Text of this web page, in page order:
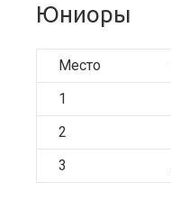
Юниоры
Место
1
2
3